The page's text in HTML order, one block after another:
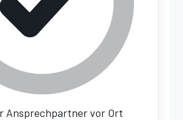
Ansprechpartner vor Ort